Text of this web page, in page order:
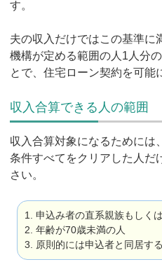
す。
夫の収入だけではこの基準に
機構が定める範囲の人1人分
とで、住宅ローン契約を可能
収入合算できる人の範囲
収入合算対象になるためには
条件すべてをクリアした人だ
さい。
1. 申込み者の直系親族もしく
2. 年齢が70歳未満の人
3. 原則的には申込者と同居す